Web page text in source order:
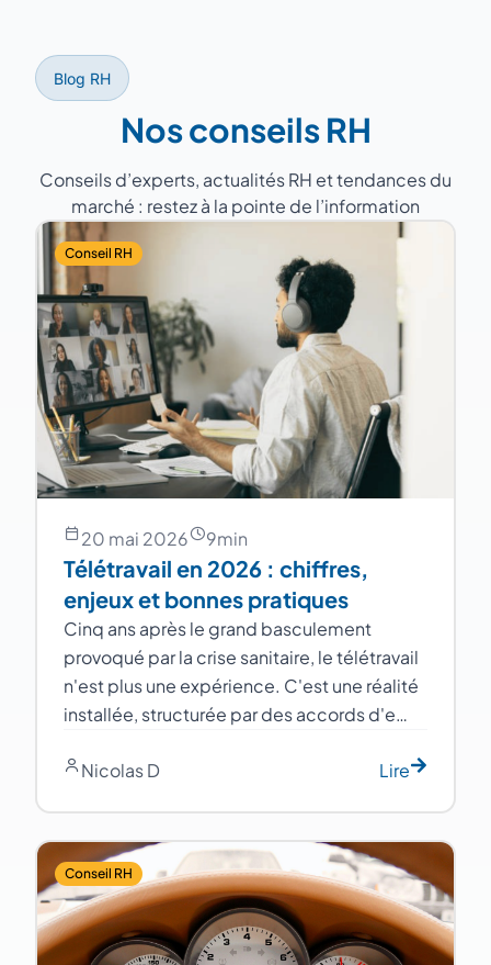
Blog RH
Nos conseils RH
Conseils d’experts, actualités RH et tendances du
marché : restez à la pointe de l’information
Conseil RH
20 mai 2026 9min
Télétravail en 2026 : chiffres,
enjeux et bonnes pratiques
Cinq ans après le grand basculement
provoqué par la crise sanitaire, le télétravail
n'est plus une expérience. C'est une réalité
installée, structurée par des accords d'e…
Nicolas D Lire
Conseil RH